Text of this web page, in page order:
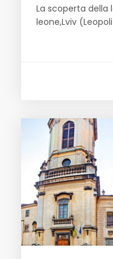
La scoperta della
leone,Lviv